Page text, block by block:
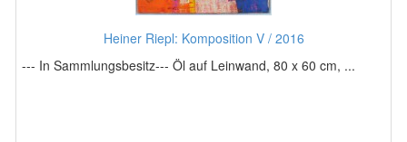
Heiner Riepl: Komposition V / 2016
--- In Sammlungsbesitz--- Öl auf Leinwand, 80 x 60 cm, ...